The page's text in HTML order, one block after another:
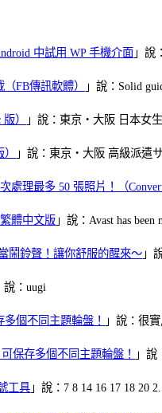
中試用 WP 手機介面 」說
（FB傳訊軟體） 」說：Solid
） 」說：東京・大阪 日本女
」說：東京・大阪 高級派遣
處理最多 50 張照片！（Convert
體中文版 」說：Avast has been
鬧鈴聲！讓你舒服的醒來～ 」
說：uugi
個不同主題輪盤！ 」說：很
保存多個不同主題輪盤！ 」
工具 」說：7 8 14 16 17 18 20 2...